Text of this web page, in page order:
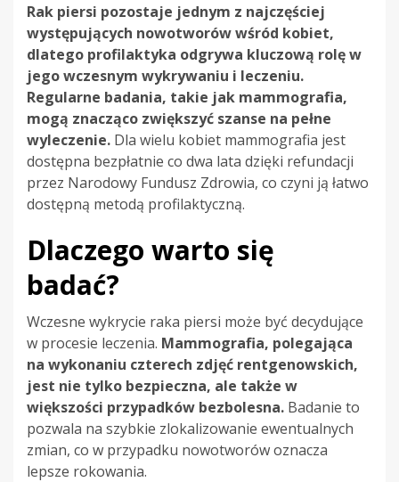
Rak piersi pozostaje jednym z najczęściej
występujących nowotworów wśród kobiet,
dlatego profilaktyka odgrywa kluczową rolę w
jego wczesnym wykrywaniu i leczeniu.
Regularne badania, takie jak mammografia,
mogą znacząco zwiększyć szanse na pełne
wyleczenie. Dla wielu kobiet mammografia jest
dostępna bezpłatnie co dwa lata dzięki refundacji
przez Narodowy Fundusz Zdrowia, co czyni ją łatwo
dostępną metodą profilaktyczną.
Dlaczego warto się
badać?
Wczesne wykrycie raka piersi może być decydujące
w procesie leczenia. Mammografia, polegająca
na wykonaniu czterech zdjęć rentgenowskich,
jest nie tylko bezpieczna, ale także w
większości przypadków bezbolesna. Badanie to
pozwala na szybkie zlokalizowanie ewentualnych
zmian, co w przypadku nowotworów oznacza
lepsze rokowania.